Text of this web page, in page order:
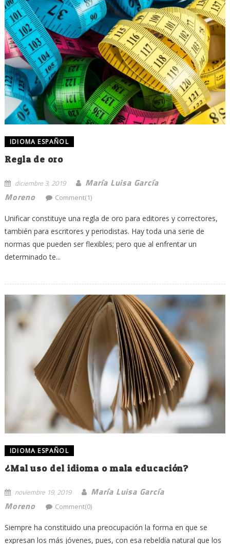
IDIOMA ESPAÑOL
Regla de oro
diciembre 3, 2019
María Luisa García
Moreno
Comment(1)
Unificar constituye una regla de oro para editores y correctores,
también para escritores y periodistas. Hay toda una serie de
normas que pueden ser flexibles; pero que al enfrentar un
determinado te...
IDIOMA ESPAÑOL
¿Mal uso del idioma o mala educación?
noviembre 19, 2019
María Luisa García
Moreno
Comment(0)
Siempre ha constituido una preocupación la forma en que se
expresan los más jóvenes, pues, con esa rebeldía natural que los